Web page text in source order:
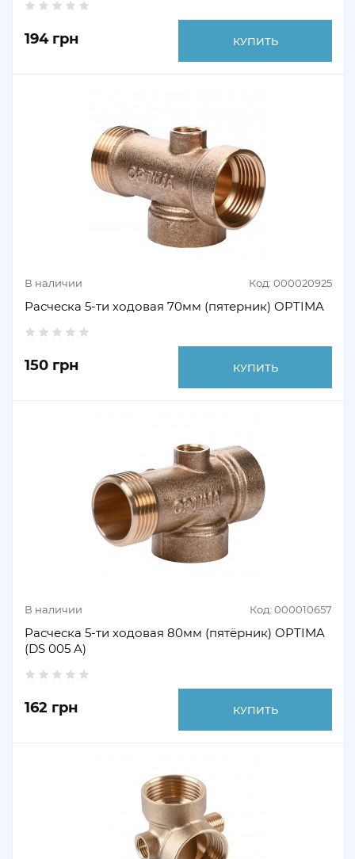
194 грн КУПИТЬ
В наличии Код: 000020925
Расческа 5-ти ходовая 70мм (пятерник) OPTIMA
150 грн КУПИТЬ
В наличии Код: 000010657
Расческа 5-ти ходовая 80мм (пятёрник) OPTIMA
(DS 005 A)
162 грн КУПИТЬ